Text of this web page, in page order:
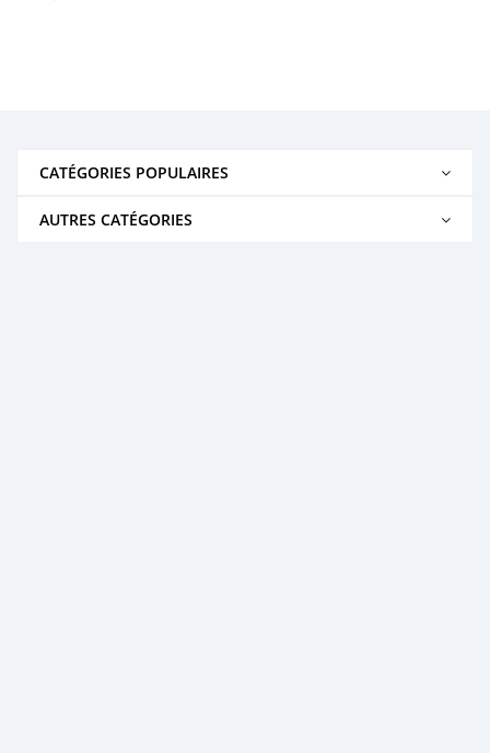
CATÉGORIES POPULAIRES
AUTRES CATÉGORIES